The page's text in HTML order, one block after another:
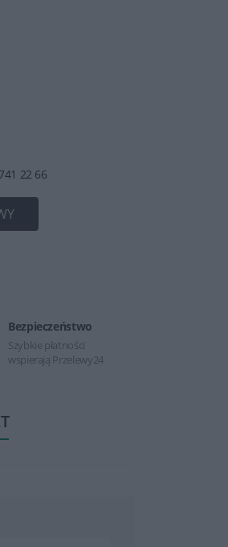
22 66
Bezpieczeństwo
Szybkie płatności
wspierają Przelewy24